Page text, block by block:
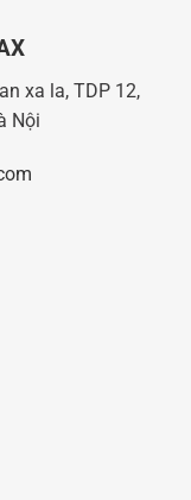
xa la, TDP 12,
Nội